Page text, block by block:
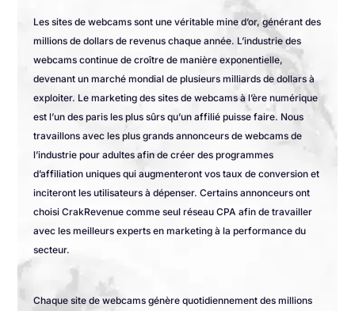
Les sites de webcams sont une véritable mine d’or, générant des
millions de dollars de revenus chaque année. L’industrie des
webcams continue de croître de manière exponentielle,
devenant un marché mondial de plusieurs milliards de dollars à
exploiter. Le marketing des sites de webcams à l’ère numérique
est l’un des paris les plus sûrs qu’un affilié puisse faire. Nous
travaillons avec les plus grands annonceurs de webcams de
l’industrie pour adultes afin de créer des programmes
d’affiliation uniques qui augmenteront vos taux de conversion et
inciteront les utilisateurs à dépenser. Certains annonceurs ont
choisi CrakRevenue comme seul réseau CPA afin de travailler
avec les meilleurs experts en marketing à la performance du
secteur.
Chaque site de webcams génère quotidiennement des millions